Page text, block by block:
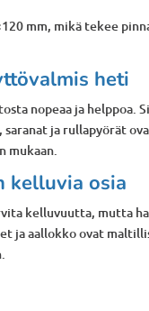
mm, mikä tekee
heti
nopeaa ja helppoa.
ja rullapyörät
mukaan.
kelluvia osia
kelluvuutta, mutta
ja aallokko ovat